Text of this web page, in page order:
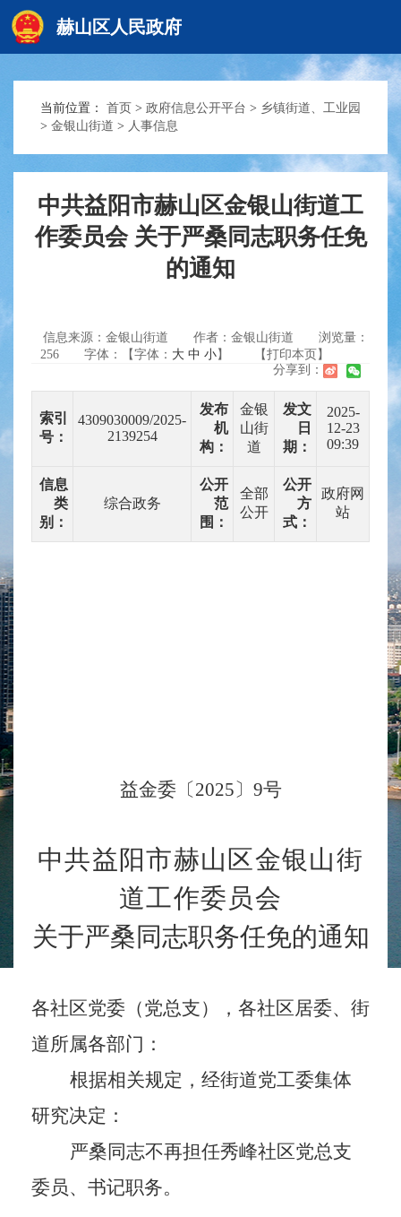
赫山区人民政府
赫山首页
信息公开
当前位置： 首页 > 政府信息公开平台 > 乡镇街道、工业园
> 金银山街道 > 人事信息
中共益阳市赫山区金银山街道工
作委员会 关于严桑同志职务任免
的通知
信息来源：金银山街道 作者：金银山街道
浏览量：
256
字体：【字体： 大 中 小】
【打印本页】
分享到：
索引
号：
4309030009/2025-
2139254
发布
机
构：
金银
山街
道
发文
日
期：
2025-
12-23
09:39
信息
类
别：
综合政务
公开
范
围：
全部
公开
公开
方
式：
政府网
站
益金委〔2025〕 9号
中共益阳市赫山区金银山街
道工作委员会
关于严桑同志职务任免的通知
各社区党委（党总支），各社区居委、街
道所属各部门：
根据相关规定，经街道党工委集体
研究决定 ：
严桑同志不再担任秀峰社区党总支
委员、书记职务。